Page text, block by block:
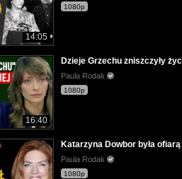
14:05
1080p
16:40
Dzieje Grzechu zniszczyły
Paula Rodak
1080p
Katarzyna Dowbor była
Paula Rodak
1080p